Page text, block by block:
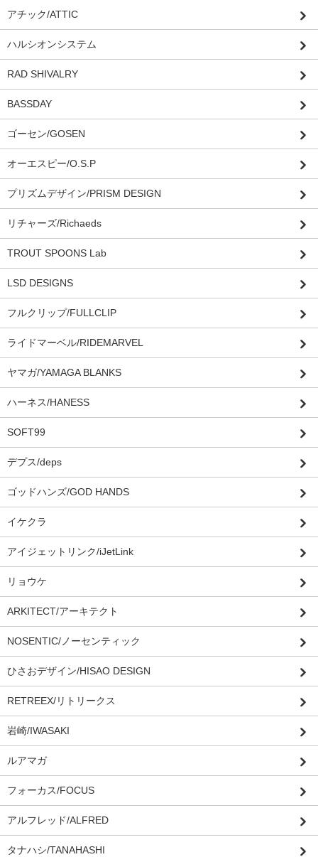
アチック/ATTIC
ハルシオンシステム
RAD SHIVALRY
BASSDAY
ゴーセン/GOSEN
オーエスピー/O.S.P
プリズムデザイン/PRISM DESIGN
リチャーズ/Richaeds
TROUT SPOONS Lab
LSD DESIGNS
フルクリップ/FULLCLIP
ライドマーベル/RIDEMARVEL
ヤマガ/YAMAGA BLANKS
ハーネス/HANESS
SOFT99
デプス/deps
ゴッドハンズ/GOD HANDS
イケクラ
アイジェットリンク/iJetLink
リョウケ
ARKITECT/アーキテクト
NOSENTIC/ノーセンティック
ひさおデザイン/HISAO DESIGN
RETREEX/リトリークス
岩崎/IWASAKI
ルアマガ
フォーカス/FOCUS
アルフレッド/ALFRED
タナハシ/TANAHASHI